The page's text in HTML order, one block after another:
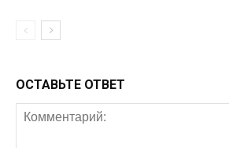
ОСТАВЬТЕ ОТВЕТ